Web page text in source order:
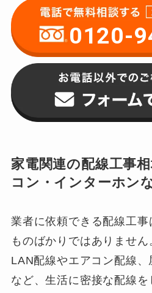
0120-
家電関連の配線工事
コン・インターホン
業者に依頼できる配線工
ものばかりではありません
LAN配線やエアコン配線
など、生活に密接な配線